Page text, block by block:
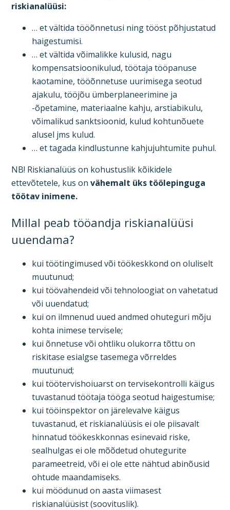
riskianalüüsi:
… et vältida tööõnnetusi ning tööst põhjustatud
haigestumisi.
… et vältida võimalikke kulusid, nagu
kompensatsioonikulud, töötaja tööpanuse
kaotamine, tööõnnetuse uurimisega seotud
ajakulu, tööjõu ümberplaneerimine ja
-õpetamine, materiaalne kahju, arstiabikulu,
võimalikud sanktsioonid, kulud kohtunõuete
alusel jms kulud.
… et tagada kindlustunne kahjujuhtumite puhul.
NB! Riskianalüüs on kohustuslik kõikidele
ettevõtetele, kus onvähemalt üks töölepinguga
töötav inimene.
Millal peab tööandja riskianalüüsi
uuendama?
kui töötingimused või töökeskkond on oluliselt
muutunud;
kui töövahendeid või tehnoloogiat on vahetatud
või uuendatud;
kui on ilmnenud uued andmed ohuteguri mõju
kohta inimese tervisele;
kui õnnetuse või ohtliku olukorra tõttu on
riskitase esialgse tasemega võrreldes
muutunud;
kui töötervishoiuarst on tervisekontrolli käigus
tuvastanud töötaja tööga seotud haigestumise;
kui tööinspektor on järelevalve käigus
tuvastanud, et riskianalüüsis ei ole piisavalt
hinnatud töökeskkonnas esinevaid riske,
sealhulgas ei ole mõõdetud ohutegurite
parameetreid, või ei ole ette nähtud abinõusid
ohtude maandamiseks.
kui möödunud on aasta viimasest
riskianalüüsist (soovituslik).